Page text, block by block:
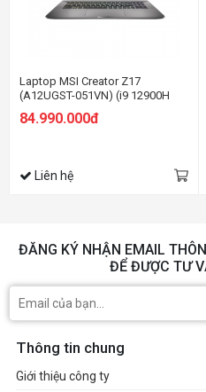
Laptop MSI Creator Z17
(A12UGST-051VN) (i9 12900H
Max Q 8G/17.0 inch QHD+ 165Hz
84.990.000đ
Liên hệ
ĐĂNG KÝ NHẬN EMAIL
ĐỂ ĐƯỢC TƯ
Thông tin chung
Giới thiệu công ty